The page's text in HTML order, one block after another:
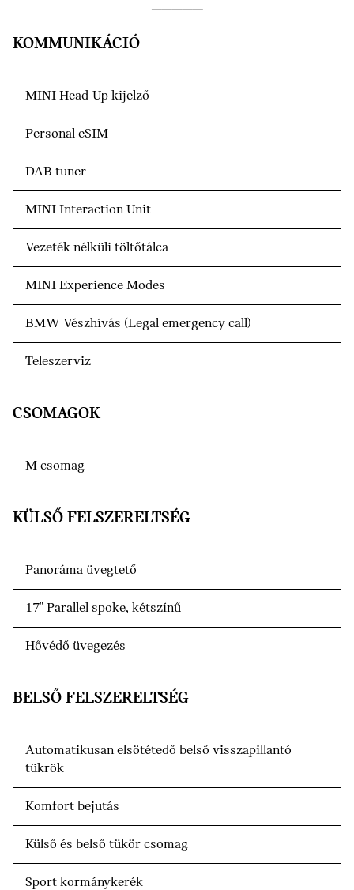
KOMMUNIKÁCIÓ
MINI Head-Up kijelző
Personal eSIM
DAB tuner
MINI Interaction Unit
Vezeték nélküli töltőtálca
MINI Experience Modes
BMW Vészhívás (Legal emergency call)
Teleszerviz
CSOMAGOK
M csomag
KÜLSŐ FELSZERELTSÉG
Panoráma üvegtető
17" Parallel spoke, kétszínű
Hővédő üvegezés
BELSŐ FELSZERELTSÉG
Automatikusan elsötétedő belső visszapillantó
tükrök
Komfort bejutás
Külső és belső tükör csomag
Sport kormánykerék